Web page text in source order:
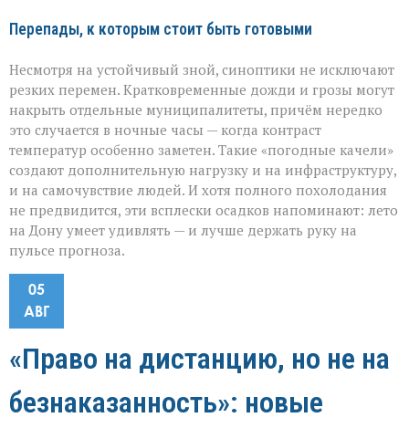
Перепады, к которым стоит быть готовыми
Несмотря на устойчивый зной, синоптики не исключают
резких перемен. Кратковременные дожди и грозы могут
накрыть отдельные муниципалитеты, причём нередко
это случается в ночные часы — когда контраст
температур особенно заметен. Такие «погодные качели»
создают дополнительную нагрузку и на инфраструктуру,
и на самочувствие людей. И хотя полного похолодания
не предвидится, эти всплески осадков напоминают: лето
на Дону умеет удивлять — и лучше держать руку на
пульсе прогноза.
05
АВГ
«Право на дистанцию, но не на
безнаказанность»: новые